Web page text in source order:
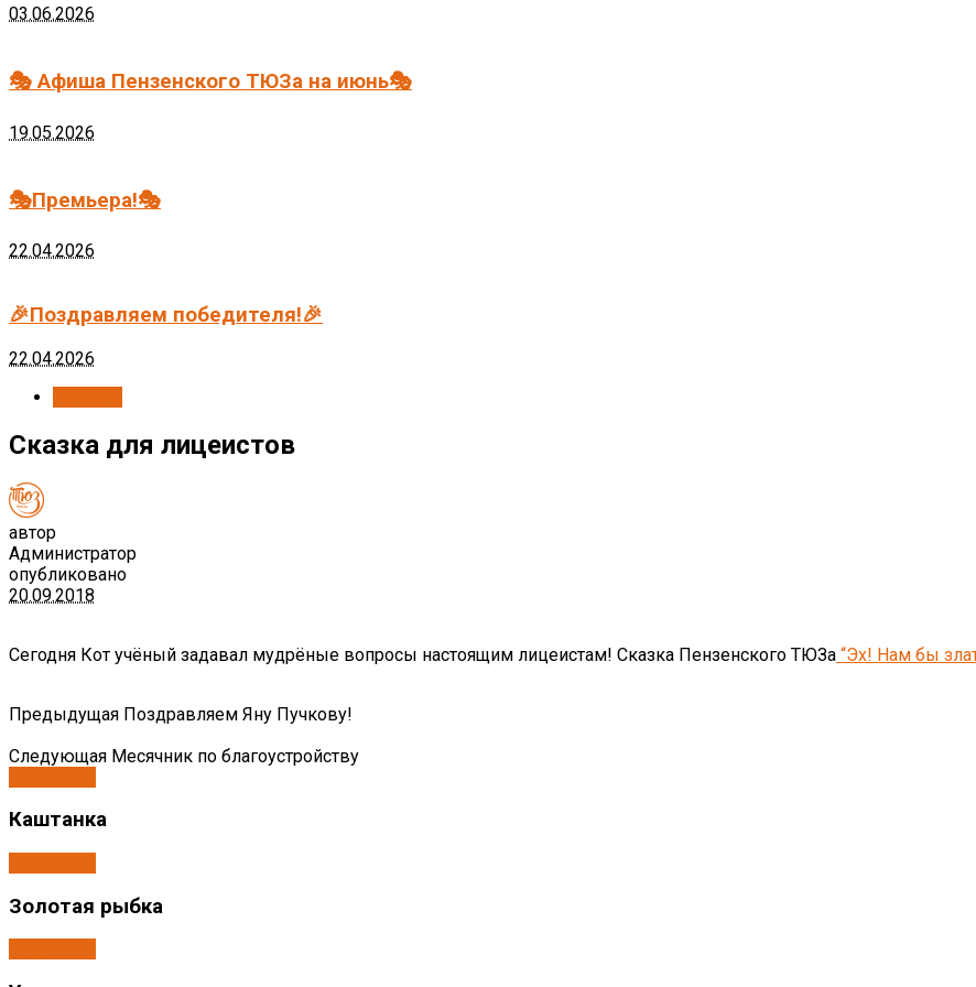
03.06.2026
🎭 Афиша Пензенского ТЮЗа на июнь🎭
19.05.2026
🎭Премьера!🎭
22.04.2026
🎉Поздравляем победителя!🎉
22.04.2026
Сказка для лицеистов
автор
Администратор
опубликовано
20.09.2018
Сегодня Кот учёный задавал мудрёные вопросы настоящим лицеистам! Сказка Пензенского ТЮЗа “Эх! Нам бы
Предыдущая Поздравляем Яну Пучкову!
Следующая Месячник по благоустройству
Каштанка
Золотая рыбка